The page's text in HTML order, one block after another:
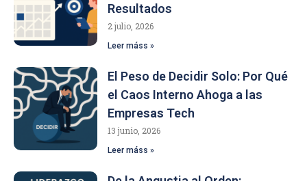
Resultados
2 julio, 2026
Leer máss »
El Peso de Decidir Solo: Por Qué
el Caos Interno Ahoga a las
Empresas Tech
13 junio, 2026
Leer máss »